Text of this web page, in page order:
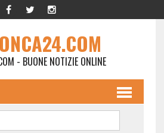
- BUONE NOTIZIE ONLINE